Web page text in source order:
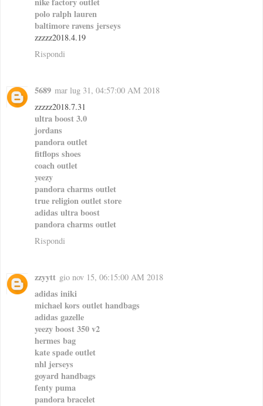
polo ralph lauren
baltimore ravens jerseys
zzzzz2018.4.19
Rispondi
5689 mar lug 31, 04:57:00 AM 2018
zzzzz2018.7.31
ultra boost 3.0
jordans
pandora outlet
fitflops shoes
coach outlet
yeezy
pandora charms outlet
true religion outlet store
adidas ultra boost
pandora charms outlet
Rispondi
zzyytt gio nov 15, 06:15:00 AM 2018
adidas iniki
michael kors outlet handbags
adidas gazelle
yeezy boost 350 v2
hermes bag
kate spade outlet
nhl jerseys
goyard handbags
fenty puma
pandora bracelet